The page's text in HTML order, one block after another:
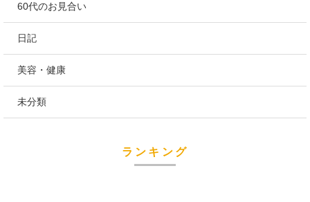
60代のお見合い
日記
美容・健康
未分類
ランキング